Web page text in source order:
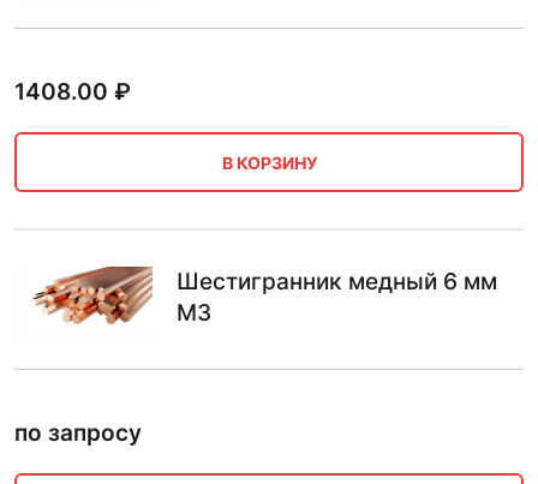
1408.00 ₽
В КОРЗИНУ
Шестигранник медный 6 мм
М3
по запросу